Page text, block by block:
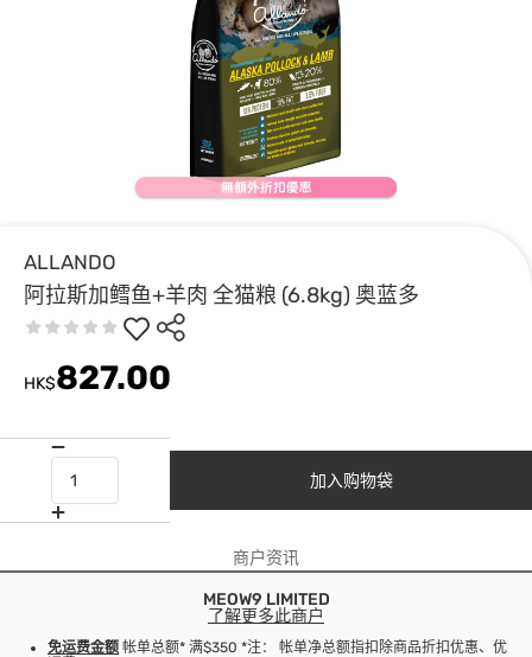
ALLANDO
阿拉斯加鳕鱼+羊肉 全猫粮 (6.8kg) 奥蓝多
HK$827.00
加入购物袋
商户资讯
MEOW9 LIMITED
了解更多此商户
免运费金额 帐单总额* 满$350 *注： 帐单净总额指扣除商品折扣优惠、优惠